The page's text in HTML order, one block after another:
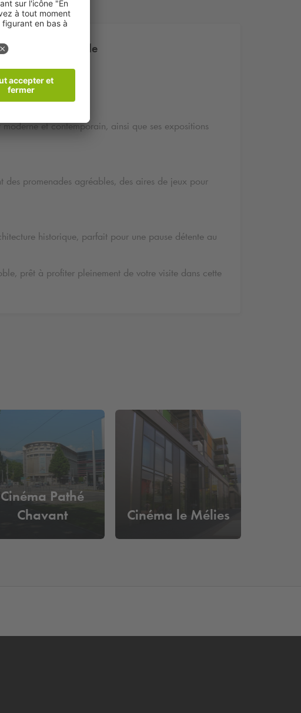
à Grenoble
et contemporain, ainsi que ses expositions
promenades agréables, des aires de jeux pour
historique, parfait pour une pause détente au
prêt à profiter pleinement de votre visite dans cette
Cinéma Pathé
Chavant
Cinéma le Mélies